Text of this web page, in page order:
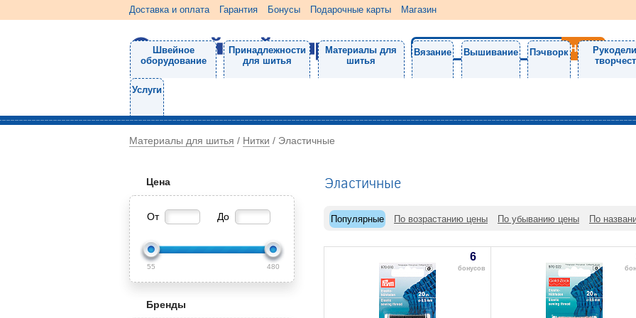
Доставка и оплата Гарантия Бонусы Подарочные карты Магазин
Швейное
оборудование
Принадлежности
для шитья
Материалы для
шитья
Вязание Вышивание Пэчворк
Услуги
Материалы для шитья / Нитки / Эластичные
Цена
От До
55 480
Бренды
Эластичные
Популярные По возрастанию цены По убыванию цены По
6
бонусов